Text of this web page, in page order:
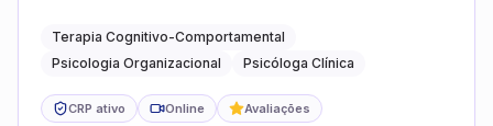
Terapia Cognitivo-Comportamental
Psicologia Organizacional
Psicóloga Clínica
CRP ativo Online Avaliações